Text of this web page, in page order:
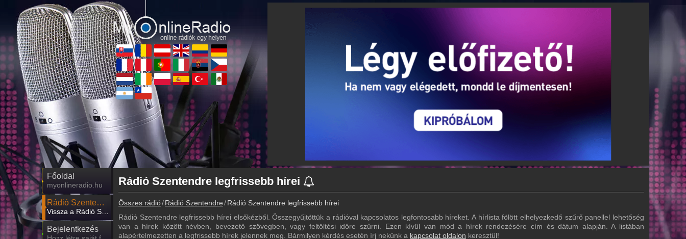
Főoldal
myonlineradio.hu
Rádió Szentendre
Vissza a Rádió Szentendre oldalára
Bejelentkezés
Rádió Szentendre legfrissebb hírei
Összes rádió Rádió Szentendre
Rádió Szentendre legfrissebb hírei
Rádió Szentendre legfrissebb hírei elsőkézből. Összegyűjtöttük a rádióval kapcsolatos legfontosabb híreket. A hírlista fölött elhelyezkedő szűrő panellel lehetőség
van a hírek között névben, bevezető szövegben, vagy feltöltési időre szűrni. Ezen kívül van mód a hírek rendezésére cím és dátum alapján. A listában
alapértelmezetten a legfrissebb hírek jelennek meg. Bármilyen kérdés esetén írj nekünk a kapcsolat oldalon keresztül!